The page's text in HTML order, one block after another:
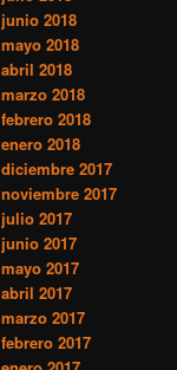
junio 2018
mayo 2018
abril 2018
marzo 2018
febrero 2018
enero 2018
diciembre 2017
noviembre 2017
julio 2017
junio 2017
mayo 2017
abril 2017
marzo 2017
febrero 2017